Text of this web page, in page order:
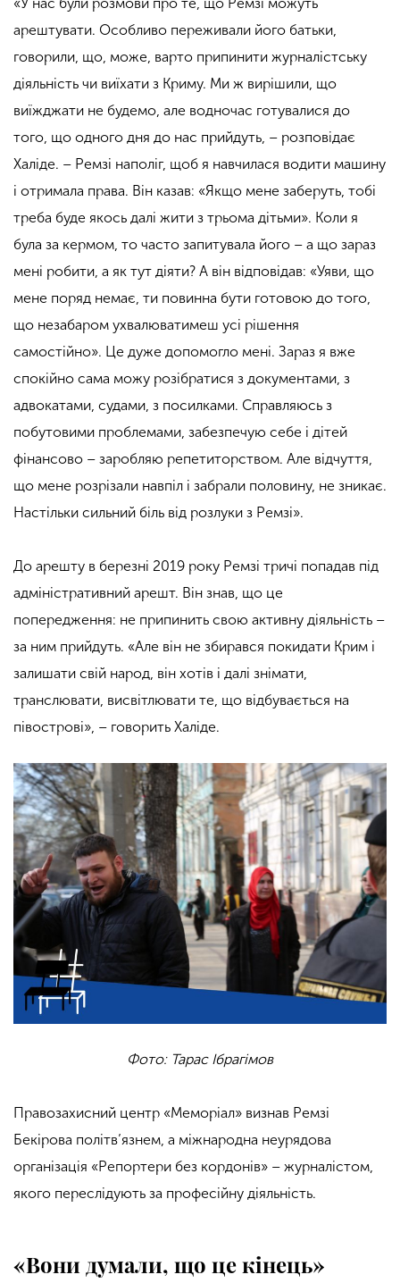
«У нас були розмови про те, що Ремзі можуть
арештувати. Особливо переживали його батьки,
говорили, що, може, варто припинити журналістську
діяльність чи виїхати з Криму. Ми ж вирішили, що
виїжджати не будемо, але водночас готувалися до
того, що одного дня до нас прийдуть, – розповідає
Халіде. – Ремзі наполіг, щоб я навчилася водити машину
і отримала права. Він казав: «Якщо мене заберуть, тобі
треба буде якось далі жити з трьома дітьми». Коли я
була за кермом, то часто запитувала його – а що зараз
мені робити, а як тут діяти? А він відповідав: «Уяви, що
мене поряд немає, ти повинна бути готовою до того,
що незабаром ухвалюватимеш усі рішення
самостійно». Це дуже допомогло мені. Зараз я вже
спокійно сама можу розібратися з документами, з
адвокатами, судами, з посилками. Справляюсь з
побутовими проблемами, забезпечую себе і дітей
фінансово – заробляю репетиторством. Але відчуття,
що мене розрізали навпіл і забрали половину, не зникає.
Настільки сильний біль від розлуки з Ремзі».
До арешту в березні 2019 року Ремзі тричі попадав під
адміністративний арешт. Він знав, що це
попередження: не припинить свою активну діяльність –
за ним прийдуть. «Але він не збирався покидати Крим і
залишати свій народ, він хотів і далі знімати,
транслювати, висвітлювати те, що відбувається на
півострові», – говорить Халіде.
Фото: Тарас Ібрагімов
Правозахисний центр «Меморіал» визнав Ремзі
Бекірова політв’язнем, а міжнародна неурядова
організація «Репортери без кордонів» – журналістом,
якого переслідують за професійну діяльність.
«Вони думали, що це кінець»